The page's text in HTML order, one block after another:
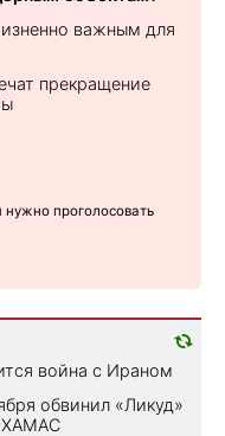
важным для
прекращение
нужно проголосовать
война с Ираном
обвинил «Ликуд»
ХАМАС